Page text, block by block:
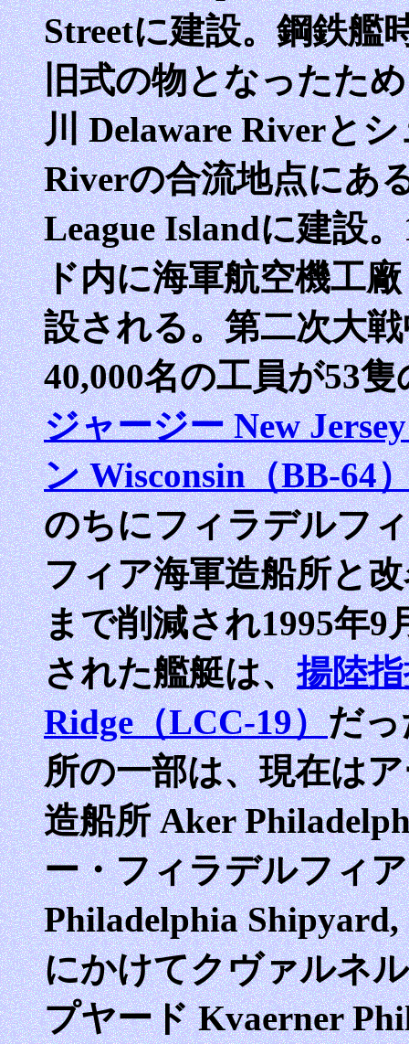
Streetに建設。鋼鉄艦
旧式の物となったた
川 Delaware Riverと
Riverの合流地点にあ
League Islandに建設
ド内に海軍航空機工
設される。第二次大
40,000名の工員が53
ジャージー New
ン Wisconsin（BB-64
のちにフィラデルフ
フィア海軍造船所と
まで削減され1995年9
された艦艇は、揚陸
Ridge（LCC-19）だっ
所の一部は、現在は
造船所 Aker
ー・フィラデルフィ
Philadelphia
にかけてクヴァルネ
プヤード Kvaerner